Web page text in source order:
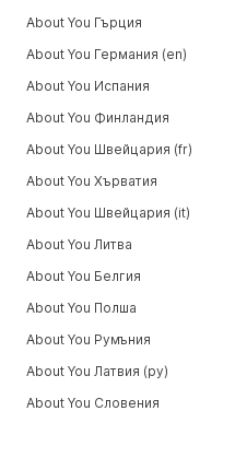
About You Гърция
About You Германия (en)
About You Испания
About You Финландия
About You Швейцария (fr)
About You Хърватия
About You Швейцария (it)
About You Литва
About You Белгия
About You Полша
About You Румъния
About You Латвия (ру)
About You Словения